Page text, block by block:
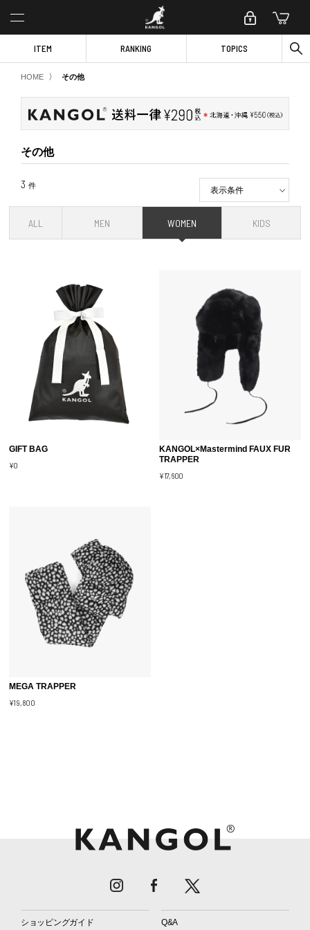
ITEM RANKING TOPICS
HOME 〉 その他
その他
3 件 表示条件
ALL MEN WOMEN KIDS
GIFT BAG
¥0
KANGOL×Mastermind FAUX FUR
TRAPPER
¥17,600
MEGA TRAPPER
¥19,800
ショッピングガイド Q&A